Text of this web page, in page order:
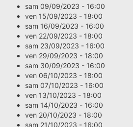
sam 09/09/2023 - 16:00
ven 15/09/2023 - 18:00
sam 16/09/2023 - 16:00
ven 22/09/2023 - 18:00
sam 23/09/2023 - 16:00
ven 29/09/2023 - 18:00
sam 30/09/2023 - 16:00
ven 06/10/2023 - 18:00
sam 07/10/2023 - 16:00
ven 13/10/2023 - 18:00
sam 14/10/2023 - 16:00
ven 20/10/2023 - 18:00
sam 21/10/2023 - 16:00